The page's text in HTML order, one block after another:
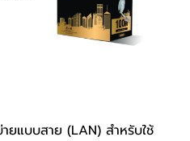
ยแบบสาย (LAN) สำหรับใช้